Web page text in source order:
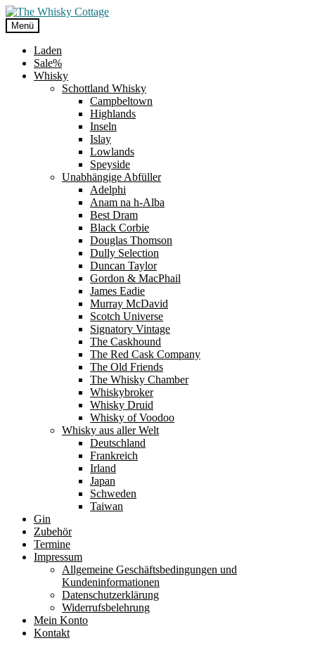
Zur
Navigation
springen
Zum
Inhalt
springen
Menü
Laden
Sale%
Whisky
Schottland Whisky
Campbeltown
Highlands
Inseln
Islay
Lowlands
Speyside
Unabhängige Abfüller
Adelphi
Anam na h-Alba
Best Dram
Black Corbie
Douglas Thomson
Dully Selection
Duncan Taylor
Gordon & MacPhail
James Eadie
Murray McDavid
Scotch Universe
Signatory Vintage
The Caskhound
The Red Cask Company
The Old Friends
The Whisky Chamber
Whiskybroker
Whisky Druid
Whisky of Voodoo
Whisky aus aller Welt
Deutschland
Frankreich
Irland
Japan
Schweden
Taiwan
Gin
Zubehör
Termine
Impressum
Allgemeine Geschäftsbedingungen und
Kundeninformationen
Datenschutzerklärung
Widerrufsbelehrung
Mein Konto
Kontakt